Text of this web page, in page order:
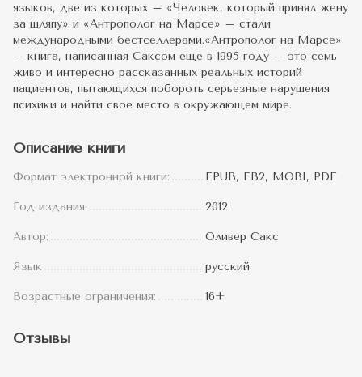
языков, две из которых – «Человек, который принял жену
за шляпу» и «Антрополог на Марсе» – стали
международными бестселлерами.«Антрополог на Марсе»
– книга, написанная Саксом еще в 1995 году – это семь
живо и интересно рассказанных реальных историй
пациентов, пытающихся побороть серьезные нарушения
психики и найти свое место в окружающем мире.
Описание книги
Формат электронной книги: EPUB, FB2, MOBI, PDF
Год издания: 2012
Автор: Оливер Сакс
Язык русский
Возрастные ограничения: 16+
Отзывы